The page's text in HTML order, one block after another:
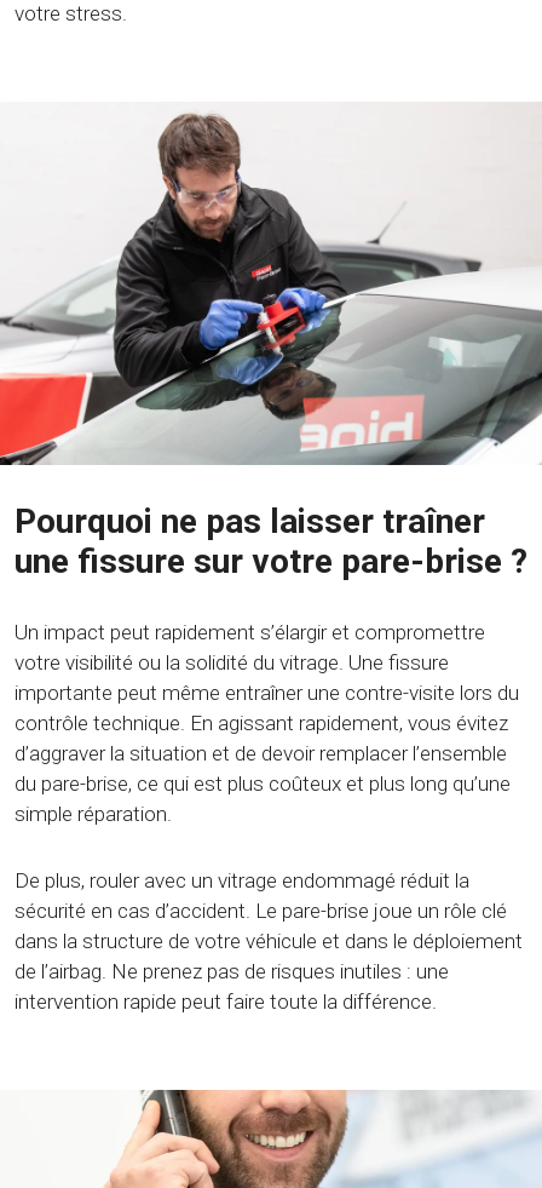
votre stress.
Pourquoi ne pas laisser traîner
une fissure sur votre pare-brise ?
Un impact peut rapidement s’élargir et compromettre
votre visibilité ou la solidité du vitrage. Une fissure
importante peut même entraîner une contre-visite lors du
contrôle technique. En agissant rapidement, vous évitez
d’aggraver la situation et de devoir remplacer l’ensemble
du pare-brise, ce qui est plus coûteux et plus long qu’une
simple réparation.
De plus, rouler avec un vitrage endommagé réduit la
sécurité en cas d’accident. Le pare-brise joue un rôle clé
dans la structure de votre véhicule et dans le déploiement
de l’airbag. Ne prenez pas de risques inutiles : une
intervention rapide peut faire toute la différence.